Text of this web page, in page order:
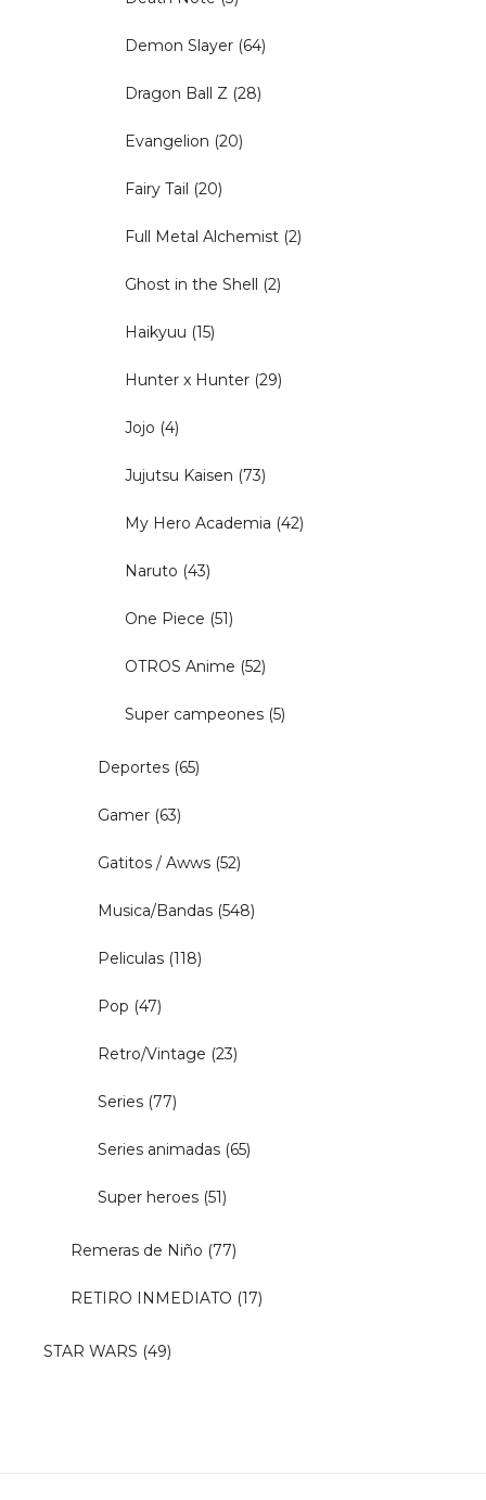
Demon Slayer (64)
Dragon Ball Z (28)
Evangelion (20)
Fairy Tail (20)
Full Metal Alchemist (2)
Ghost in the Shell (2)
Haikyuu (15)
Hunter x Hunter (29)
Jojo (4)
Jujutsu Kaisen (73)
My Hero Academia (42)
Naruto (43)
One Piece (51)
OTROS Anime (52)
Super campeones (5)
Deportes (65)
Gamer (63)
Gatitos / Awws (52)
Musica/Bandas (548)
Peliculas (118)
Pop (47)
Retro/Vintage (23)
Series (77)
Series animadas (65)
Super heroes (51)
Remeras de Niño (77)
RETIRO INMEDIATO (17)
STAR WARS (49)